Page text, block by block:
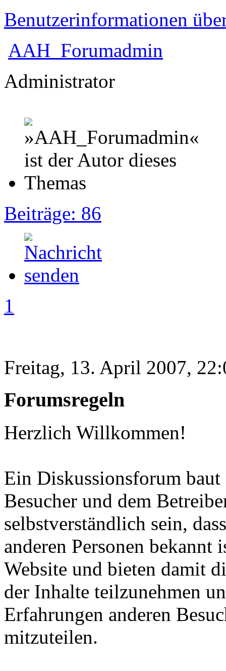
Benutzerinformationen
AAH_Forumadmin
Administrator
Beiträge: 86
1
Freitag, 13. April 2007,
Forumsregeln
Herzlich Willkommen!
Ein Diskussionsforum baut
Besucher und dem
selbstverständlich sein,
anderen Personen
Website und bieten damit
der Inhalte teilzunehmen
Erfahrungen anderen
mitzuteilen.